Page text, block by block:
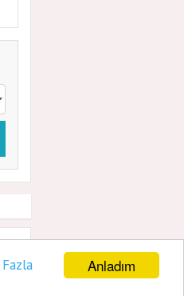
Anladım